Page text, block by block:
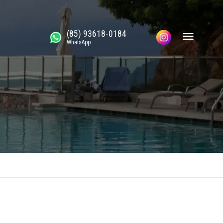
(85) 93618-0184
WhatsApp